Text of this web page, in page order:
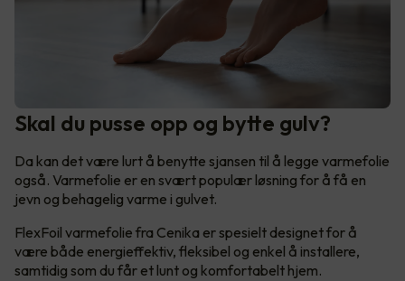
Skal du pusse opp og bytte gulv?
Da kan det være lurt å benytte sjansen til å legge varmefolie
også. Varmefolie er en svært populær løsning for å få en
jevn og behagelig varme i gulvet.
FlexFoil varmefolie fra Cenika er spesielt designet for å
være både energieffektiv, fleksibel og enkel å installere,
samtidig som du får et lunt og komfortabelt hjem.